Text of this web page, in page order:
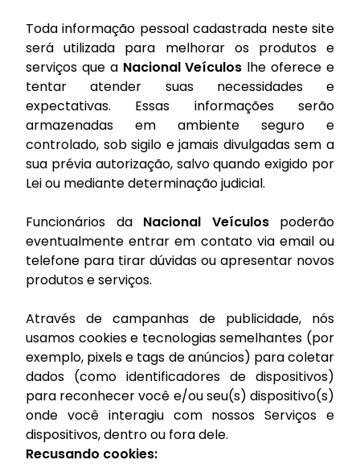
Toda informação pessoal cadastrada neste site
será utilizada para melhorar os produtos e
serviços que a Nacional Veículos lhe oferece e
tentar atender suas necessidades e
expectativas. Essas informações serão
armazenadas em ambiente seguro e
controlado, sob sigilo e jamais divulgadas sem a
sua prévia autorização, salvo quando exigido por
Lei ou mediante determinação judicial.
Funcionários da Nacional Veículospoderão
eventualmente entrar em contato via email ou
telefone para tirar dúvidas ou apresentar novos
produtos e serviços.
Através de campanhas de publicidade, nós
usamos cookies e tecnologias semelhantes (por
exemplo, pixels e tags de anúncios) para coletar
dados (como identificadores de dispositivos)
para reconhecer você e/ou seu(s) dispositivo(s)
onde você interagiu com nossos Serviços e
dispositivos, dentro ou fora dele.
Recusando cookies: